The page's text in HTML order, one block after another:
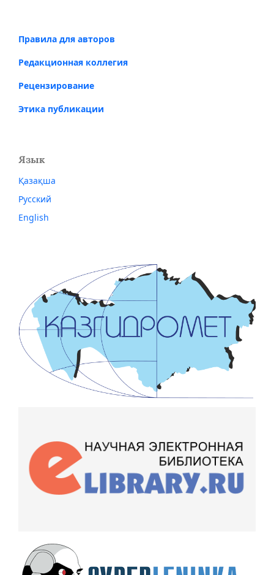
Правила для авторов
Редакционная коллегия
Рецензирование
Этика публикации
Язык
Қазақша
Русский
English